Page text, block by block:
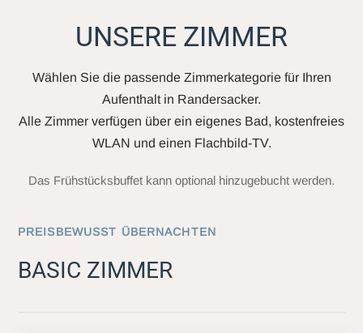
UNSERE ZIMMER
Wählen Sie die passende Zimmerkategorie für Ihren
Aufenthalt in Randersacker.
Alle Zimmer verfügen über ein eigenes Bad, kostenfreies
WLAN und einen Flachbild-TV.
Das Frühstücksbuffet kann optional hinzugebucht werden.
PREISBEWUSST ÜBERNACHTEN
BASIC ZIMMER